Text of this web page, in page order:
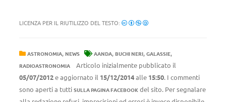
LICENZA PER IL RIUTILIZZO DEL TESTO:
ASTRONOMIA, NEWS AANDA, BUCHI NERI, GALASSIE,
RADIOASTRONOMIA
Articolo inizialmente pubblicato il
05/07/2012e aggiornato il 15/12/2014alle 15:50. I commenti
sono aperti a tutti SULLA PAGINA FACEBOOK del sito. Per segnalare